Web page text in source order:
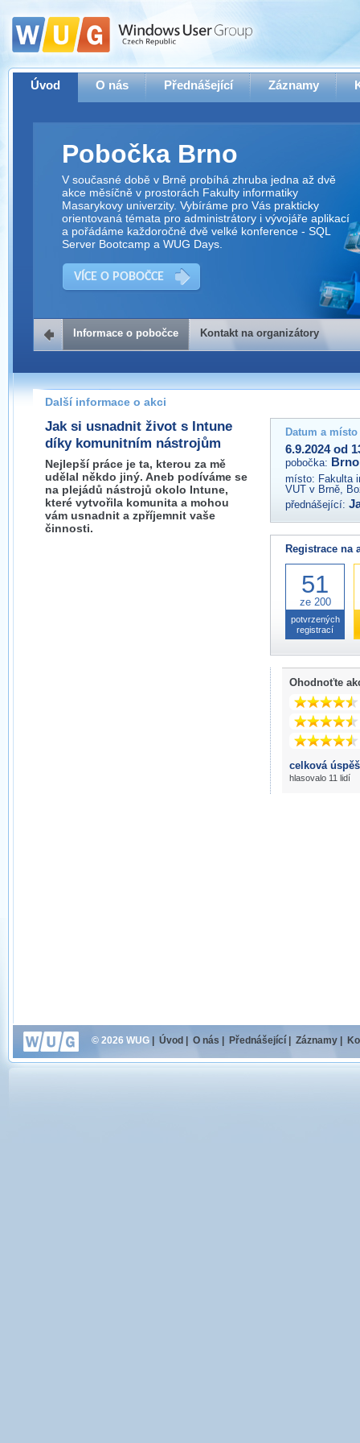
Úvod O nás Přednášející Záznamy
Pobočka Brno
V současné době v Brně probíhá zhruba jedna až dvě
akce měsíčně v prostorách Fakulty informatiky
Masarykovy univerzity. Vybíráme pro Vás prakticky
orientovaná témata pro administrátory i vývojáře aplikací
a pořádáme každoročně dvě velké konference - SQL
Server Bootcamp a WUG Days.
VÍCE O POBOČCE
Kontakt na organizátory
Pokud máte jakýkoliv dotaz na organizátory této akce,
prosím neváhejte nás kontaktovat na e-mailu:
brno@wug.cz
Informace o pobočce Kontakt na organizátory
Další informace o akci
Jak si usnadnit život s Intune
díky komunitním nástrojům
Nejlepší práce je ta, kterou za mě
udělal někdo jiný. Aneb podíváme se
na plejádů nástrojů okolo Intune,
které vytvořila komunita a mohou
vám usnadnit a zpříjemnit vaše
činnosti.
Datum a
6.9.2024 od
pobočka: Brno
místo: Fakulta
VUT v Brně,
přednášející:
Registrace na
51
ze 200
potvrzených
registrací
Ohodnoťte
celková
hlasovalo 11 lidí
© 2026 WUG Úvod O nás Přednášející Záznamy